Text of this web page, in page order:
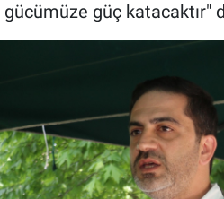
gücümüze güç katacaktır"